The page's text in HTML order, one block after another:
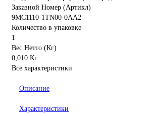
Заказной Номер (Артикл)
9MC1110-1TN00-0AA2
Количество в упаковке
1
Вес Нетто (Кг)
0,010 Кг
Все характеристики
Описание
Характеристики